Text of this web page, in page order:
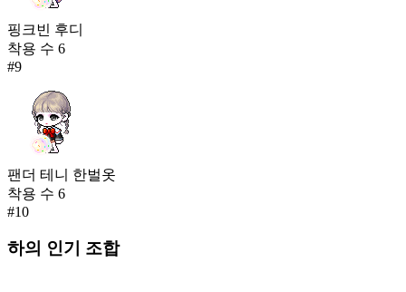
핑크빈 후디
착용 수 6
#9
팬더 테니 한벌옷
착용 수 6
#10
하의 인기 조합